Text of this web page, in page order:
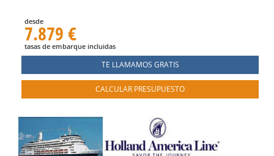
desde
7.879 €
tasas de embarque incluidas
TE LLAMAMOS GRATIS
CALCULAR PRESUPUESTO